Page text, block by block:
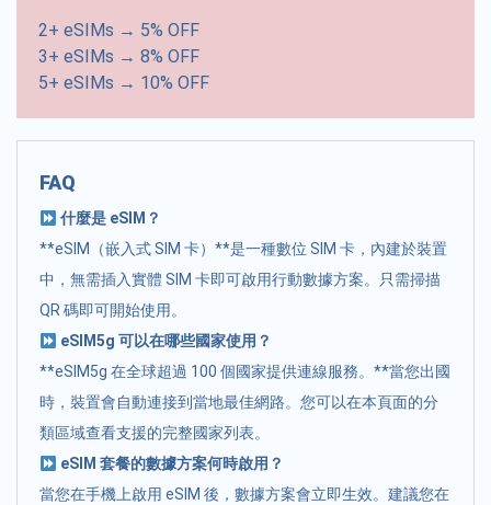
2+ eSIMs → 5% OFF
3+ eSIMs → 8% OFF
5+ eSIMs → 10% OFF
FAQ
什麼是 eSIM？
**eSIM（嵌入式 SIM 卡）**是一種數位 SIM 卡，內建於裝置
中，無需插入實體 SIM 卡即可啟用行動數據方案。只需掃描
QR 碼即可開始使用。
eSIM5g 可以在哪些國家使用？
**eSIM5g 在全球超過 100 個國家提供連線服務。**當您出國
時，裝置會自動連接到當地最佳網路。您可以在本頁面的分
類區域查看支援的完整國家列表。
eSIM 套餐的數據方案何時啟用？
當您在手機上啟用 eSIM 後，數據方案會立即生效。建議您在